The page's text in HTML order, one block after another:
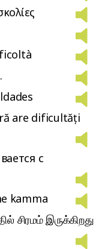
کودک شما مشکلاتی دارد.
are dificultăți
с
kamma
சிரமம் இருக்கிறது